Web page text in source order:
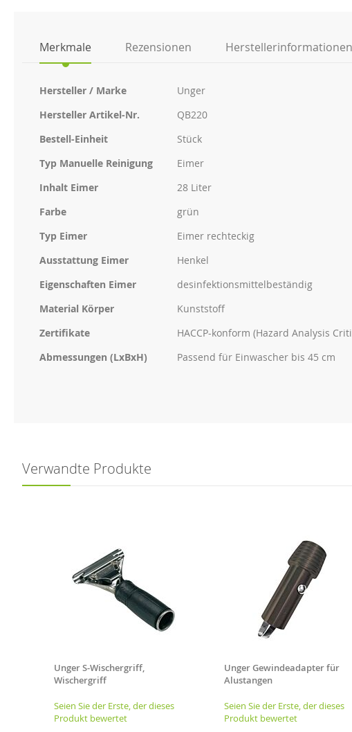
Merkmale
Weitere
Hersteller / Marke
Unger
Hersteller Artikel-Nr.
QB220
Bestell-Einheit
Stück
Typ Manuelle Reinigung
Eimer
Inhalt Eimer
28 Liter
Farbe
grün
Typ Eimer
Eimer rechteckig
Ausstattung Eimer
Henkel
Eigenschaften Eimer
desinfektionsmittelbeständig
Material Körper
Kunststoff
Zertifikate
HACCP-konform (Hazard Analysis
Abmessungen (LxBxH)
Passend für Einwascher bis 45 cm
Rezensionen Herstellerinformationen
Verwandte Produkte
Unger S-Wischergriff,
Wischergriff
Seien Sie der Erste, der dieses
Produkt bewertet
Unger Gewindeadapter für
Alustangen
Seien Sie der Erste, der dieses
Produkt bewertet